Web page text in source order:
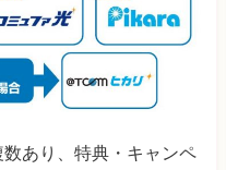
ヒカリ 4,371円
nifty光 4,735円
回線
数あり、特典・キャンペ